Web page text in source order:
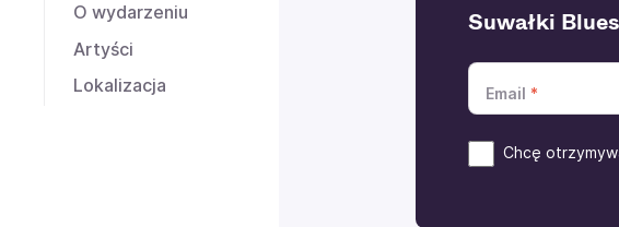
O wydarzeniu
Artyści
Lokalizacja
Suwałki
Email
Chcę